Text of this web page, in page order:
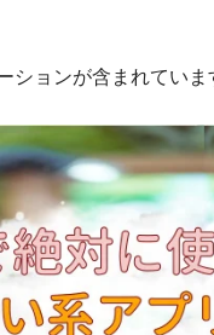
ションが含まれていま